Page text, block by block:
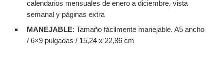
calendarios mensuales de enero a diciembre, vista
semanal y páginas extra
MANEJABLE: Tamaño fácilmente manejable. A5 ancho
/ 6×9 pulgadas / 15,24 x 22,86 cm